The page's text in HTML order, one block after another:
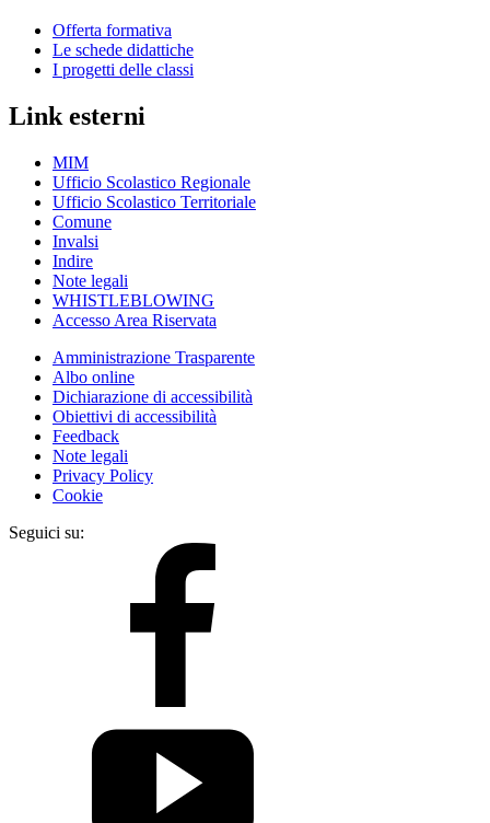
Offerta formativa
Le schede didattiche
I progetti delle classi
Link esterni
MIM
Ufficio Scolastico Regionale
Ufficio Scolastico Territoriale
Comune
Invalsi
Indire
Note legali
WHISTLEBLOWING
Accesso Area Riservata
Amministrazione Trasparente
Albo online
Dichiarazione di accessibilità
Obiettivi di accessibilità
Feedback
Note legali
Privacy Policy
Cookie
Seguici su: